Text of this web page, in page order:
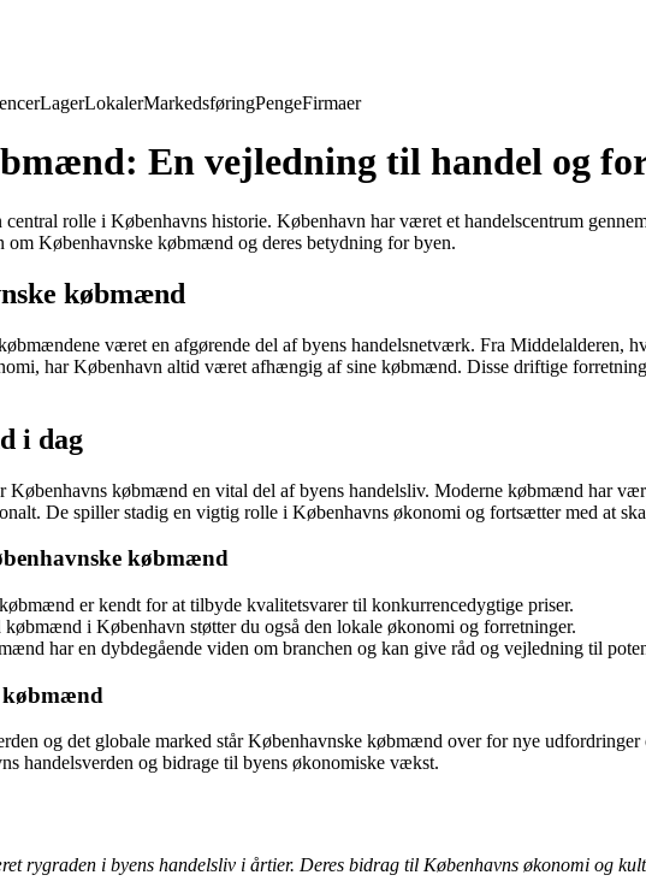
LagerLokalerMarkedsføringPengeFirmaer
En vejledning til handel og
rolle i Københavns historie. København har været et handelscentrum
Københavnske købmænd og deres betydning for byen.
købmænd
været en afgørende del af byens handelsnetværk. Fra Middelalderen,
har København altid været afhængig af sine købmænd. Disse driftige
i dag
købmænd en vital del af byens handelsliv. Moderne købmænd har
De spiller stadig en vigtig rolle i Københavns økonomi og fortsætter med at
købmænd
er kendt for at tilbyde kvalitetsvarer til konkurrencedygtige priser.
købmænd i København støtter du også den lokale økonomi og forretninger.
har en dybdegående viden om branchen og kan give råd og vejledning til
købmænd
og det globale marked står Københavnske købmænd over for nye
handelsverden og bidrage til byens økonomiske vækst.
rygraden i byens handelsliv i årtier. Deres bidrag til Københavns økonomi og